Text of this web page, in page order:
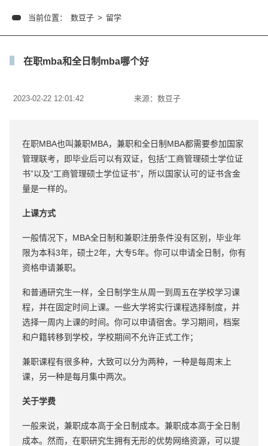
当前位置： 数豆子 > 留学
在职mba和全日制mba哪个好
2023-02-22 12:01:42 来源： 数豆子
在职MBA也叫兼职MBA，兼职和全日制MBA都需要参加国家
管理联考，即毕业后可以有双证，包括“工商管理硕士学位证
书”以及“工商管理硕士学位证书”，所以国家认可的证书含金
量是一样的。
上课方式
一般情况下，MBA全日制和兼职注册条件没有区别，毕业年
限为本科3年，硕士2年，大专5年。你可以申请全日制，你有
资格申请兼职。
和普通研究生一样，全日制学生从周一到周五在学校学习课
程，并在固定时间上课。一些大学将实行课程选择制度，并
选择一周内上课的时间。你可以申请宿舍。学习期间，档案
和户籍转移到学校，学校期间不允许正式工作；
兼职课程有很多种，大致可以分为两种，一种是每周末上
课，另一种是每月集中两次。
关于学费
一般来说，兼职成本高于全日制成本。兼职成本高于全日制
成本。然而，在职研究生拥有无形的优势网络资源，可以提